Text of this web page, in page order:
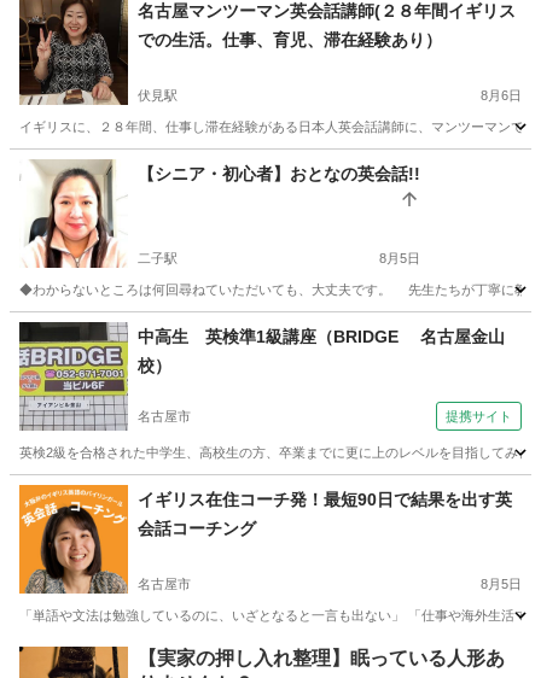
名古屋マンツーマン英会話講師(２８年間イギリス
での生活。仕事、育児、滞在経験あり）
伏見駅 8月6日
イギリスに、２８年間、仕事し滞在経験がある日本人英会話講師に、マンツーマン
愛知 名古屋市 英会話 レッスン
【シニア・初心者】おとなの英会話!!
二子駅 8月5日
◆わからないところは何回尋ねていただいても、大丈夫です。 先生たちが丁寧に教
愛知 一宮市 二子駅 英会話
中高生 英検準1級講座（BRIDGE 名古屋金山
校）
名古屋市 提携サイト
英検2級を合格された中学生、高校生の方、卒業までに更に上のレベルを目指してみ
愛知 名古屋市 英検
イギリス在住コーチ発！最短90日で結果を出す英
会話コーチング
名古屋市 8月5日
「単語や文法は勉強しているのに、いざとなると一言も出ない」 「仕事や海外生活
愛知 名古屋市 英語 コーチング
【実家の押し入れ整理】眠っている人形あ